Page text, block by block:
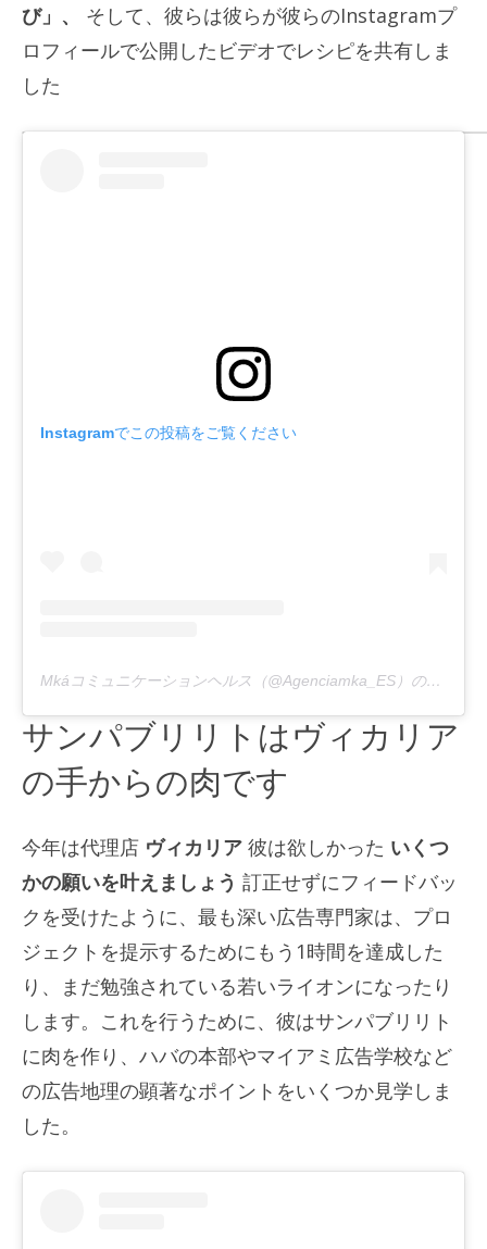
び」、 そして、彼らは彼らが彼らのInstagramプ
ロフィールで公開したビデオでレシピを共有しま
した
Instagramでこの投稿をご覧ください
Mkáコミュニケーションヘルス（@Agenciamka_ES）の共有出版物
サンパブリリトはヴィカリア
の手からの肉です
今年は代理店 ヴィカリア 彼は欲しかった いくつ
かの願いを叶えましょう 訂正せずにフィードバッ
クを受けたように、最も深い広告専門家は、プロ
ジェクトを提示するためにもう1時間を達成した
り、まだ勉強されている若いライオンになったり
します。これを行うために、彼はサンパブリリト
に肉を作り、ハバの本部やマイアミ広告学校など
の広告地理の顕著なポイントをいくつか見学しま
した。